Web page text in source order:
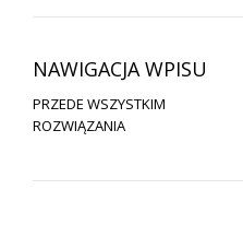
NAWIGACJA WPISU
PRZEDE WSZYSTKIM
ROZWIĄZANIA